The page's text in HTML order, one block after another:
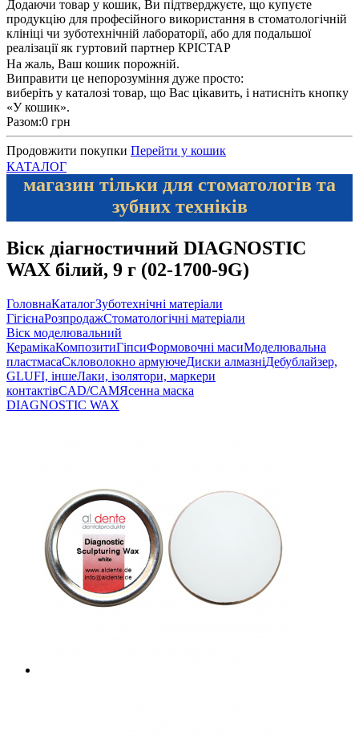
Додаючи товар у кошик, Ви підтверджуєте, що купуєте
продукцію для професійного використання в стоматологічній
клініці чи зуботехнічній лабораторії, або для подальшої
реалізації як гуртовий партнер КРІСТАР
На жаль, Ваш кошик порожній.
Виправити це непорозуміння дуже просто:
виберіть у каталозі товар, що Вас цікавить, і натисніть кнопку
«У кошик».
Разом:0 грн
Продовжити покупки Перейти у кошик
КАТАЛОГ
магазин тільки для стоматологів та
зубних техніків
Віск діагностичний DIAGNOSTIC
WAX білий, 9 г (02-1700-9G)
ГоловнаКаталогЗуботехнічні матеріали
ГігієнаРозпродажСтоматологічні матеріали
Віск моделювальний
КерамікаКомпозитиГіпсиФормовочні масиМоделювальна
пластмасаСкловолокно армуючеДиски алмазніДебублайзер,
GLUFI, іншеЛаки, ізолятори, маркери
контактівCAD/CAMЯсенна маска
DIAGNOSTIC WAX